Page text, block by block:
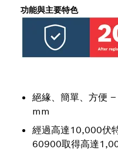
絕緣、簡單、方便
mm
經過高達10,000伏
60900取得高達
功能與主要特色